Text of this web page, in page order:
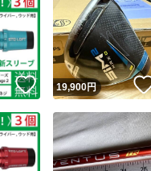
いいね！
19,900円